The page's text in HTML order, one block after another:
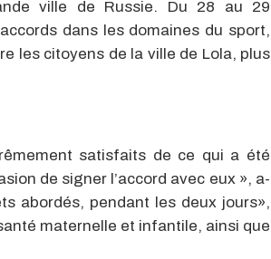
ville de Russie. Du 28 au 29
dans les domaines du sport,
les citoyens de la ville de Lola, plus
satisfaits de ce qui a été
de signer l’accord avec eux », a-
abordés, pendant les deux jours»,
maternelle et infantile, ainsi que